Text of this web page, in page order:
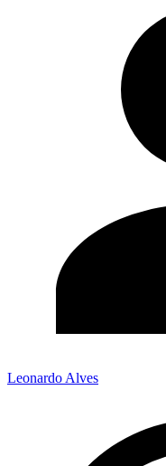
Leonardo Alves